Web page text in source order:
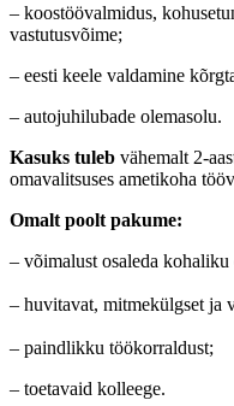
– koostöövalmidus,
vastutusvõime;
– eesti keele valdamine
– autojuhilubade olemasolu.
Kasuks tuleb vähemalt 2-
omavalitsuses ametikoha
Omalt poolt pakume:
– võimalust osaleda kohaliku
– huvitavat, mitmekülgset ja
– paindlikku töökorraldust;
– toetavaid kolleege.